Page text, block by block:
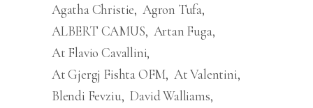
Agatha Christie Agron Tufa
ALBERT CAMUS Artan Fuga
At Flavio Cavallini
At Gjergj Fishta OFM At Valentini
Blendi Fevziu David Walliams